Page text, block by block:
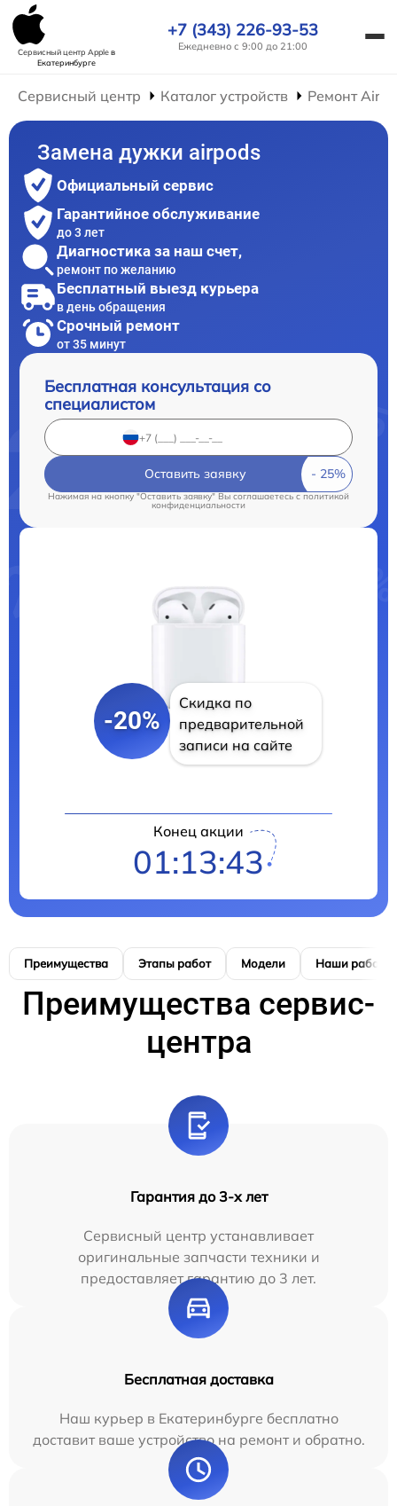
Сервисный центр Appleв
Екатеринбурге
+7 (343) 226-93-53
Ежедневно с 9:00 до 21:00
Сервисный центр Каталог устройств Ремонт
Замена дужки airpods
Официальный сервис
Гарантийное обслуживание
до 3 лет
Диагностика за наш счет,
ремонт по желанию
Бесплатный выезд курьера
в день обращения
Срочный ремонт
от 35 минут
Бесплатная консультация со
специалистом
Оставить заявку
Нажимая на кнопку "Оставить заявку" Вы соглашаетесь cполитикой
конфиденциальности
-20%
Скидка по
предварительной
записи на сайте
Конец акции
01:13:42
Преимущества Этапы работ Модели Наши работы
Преимущества сервис-
центра
Гарантия до 3-х лет
Сервисный центр устанавливает
оригинальные запчасти техники и
предоставляет гарантию до 3 лет.
Бесплатная доставка
Наш курьер в Екатеринбурге бесплатно
доставит ваше устройство на ремонт и обратно.